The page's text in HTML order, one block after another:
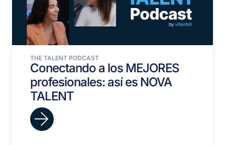
THE TALENT PODCAST
Conectando a los MEJORES
profesionales: así es NOVA
TALENT